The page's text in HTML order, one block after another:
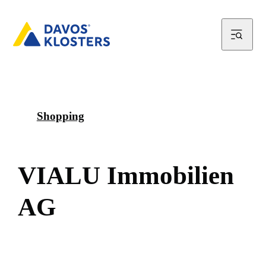
Shopping
VIALU Immobilien
AG